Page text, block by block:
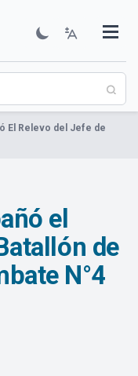
El Relevo del Jefe de
el
de
N°4